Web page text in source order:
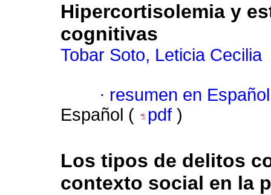
Hipercortisolemia y
cognitivas
Tobar Soto, Leticia Cecilia
· resumen en Español
Español (
pdf )
Los tipos de delitos
contexto social en la